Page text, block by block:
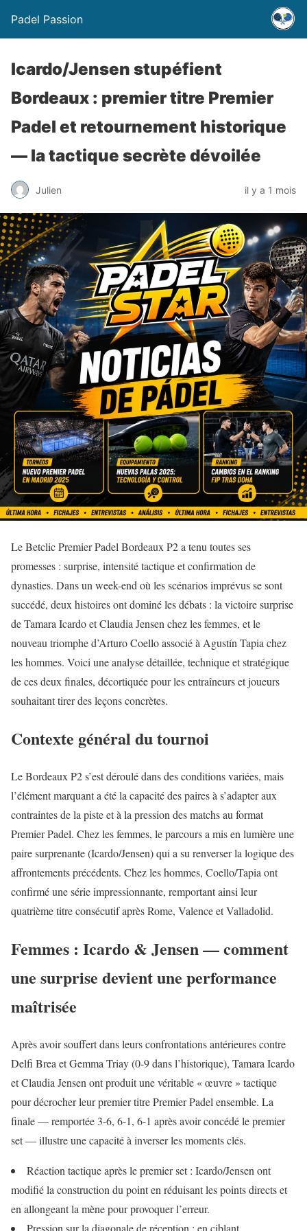
Padel Passion
Icardo/Jensen stupéfient
Bordeaux : premier titre Premier
Padel et retournement historique
— la tactique secrète dévoilée
Julien il y a 1 mois
Le Betclic Premier Padel Bordeaux P2 a tenu toutes ses
promesses : surprise, intensité tactique et confirmation de
dynasties. Dans un week-end où les scénarios imprévus se sont
succédé, deux histoires ont dominé les débats : la victoire surprise
de Tamara Icardo et Claudia Jensen chez les femmes, et le
nouveau triomphe d’Arturo Coello associé à Agustín Tapia chez
les hommes. Voici une analyse détaillée, technique et stratégique
de ces deux finales, décortiquée pour les entraîneurs et joueurs
souhaitant tirer des leçons concrètes.
Contexte général du tournoi
Le Bordeaux P2 s’est déroulé dans des conditions variées, mais
l’élément marquant a été la capacité des paires à s’adapter aux
contraintes de la piste et à la pression des matchs au format
Premier Padel. Chez les femmes, le parcours a mis en lumière une
paire surprenante (Icardo/Jensen) qui a su renverser la logique des
affrontements précédents. Chez les hommes, Coello/Tapia ont
confirmé une série impressionnante, remportant ainsi leur
quatrième titre consécutif après Rome, Valence et Valladolid.
Femmes : Icardo & Jensen — comment
une surprise devient une performance
maîtrisée
Après avoir souffert dans leurs confrontations antérieures contre
Delfi Brea et Gemma Triay (0-9 dans l’historique), Tamara Icardo
et Claudia Jensen ont produit une véritable « œuvre » tactique
pour décrocher leur premier titre Premier Padel ensemble. La
finale — remportée 3-6, 6-1, 6-1 après avoir concédé le premier
set — illustre une capacité à inverser les moments clés.
Réaction tactique après le premier set : Icardo/Jensen ont
modifié la construction du point en réduisant les points directs et
en allongeant la mène pour provoquer l’erreur.
Pression sur la diagonale de réception : en ciblant